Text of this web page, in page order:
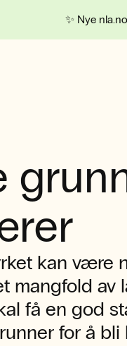
✨ Nye
kan være
mangfold av
få en god
for å